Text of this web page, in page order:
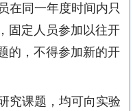
在同一年度时间内只
固定人员参加以往开
的，不得参加新的开
究课题，均可向实验